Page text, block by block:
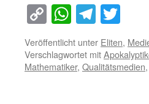
Copy
Link
WhatsApp
Veröffentlicht unter Eliten,
Verschlagwortet mit
Mathematiker, Qualitätsmedien,